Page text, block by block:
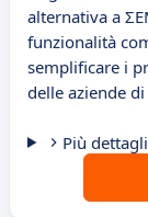
alternativa a
funzionalità
semplificare i
delle aziende
Più dettagli